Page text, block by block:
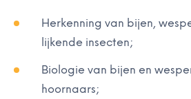
Herkenning van bijen,
lijkende insecten;
Biologie van bijen en
hoornaars;